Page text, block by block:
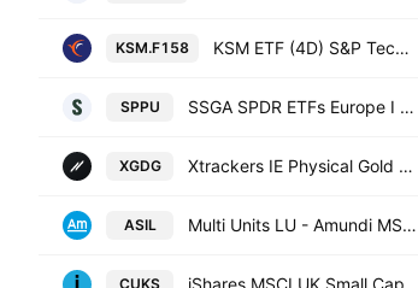
KSM.F158 KSM ETF (4D) S&P Technology Units
SPPU SSGA SPDR ETFs Europe I plc - State Street SPDR Bloomberg U.S. Corporate Scored UCITS ETF
XGDG Xtrackers IE Physical Gold GBP Hedged ETC Underlying Tracker 2020-23.05.80 (Exp.08.04.80) on Gold Secured
ASIL Multi Units LU - Amundi MSCI China ESG Leaders Extra -Acc- Capitalisation
CUKS